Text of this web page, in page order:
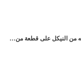
من النيكل على قطعة من…